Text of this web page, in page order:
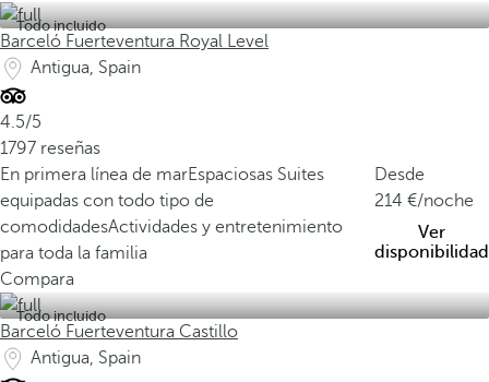
Todo incluido
Barceló Fuerteventura Royal Level
Antigua, Spain
4.5/5
1797 reseñas
En primera línea de marEspaciosas Suites
equipadas con todo tipo de
comodidadesActividades y entretenimiento
para toda la familia
Desde
214
/noche
Ver
disponibilidad
Compara
Todo incluido
Barceló Fuerteventura Castillo
Antigua, Spain